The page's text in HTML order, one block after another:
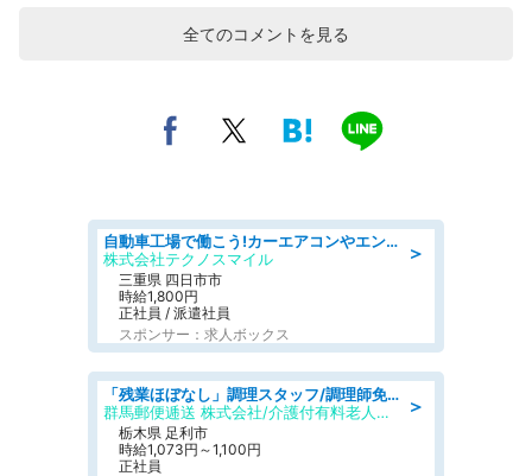
全てのコメントを見る
＞
自動車工場で働こう!カーエアコンやエンジンの製造・加工業務/寮完備 denso aichi
株式会社テクノスマイル
三重県 四日市市
時給1,800円
正社員 / 派遣社員
スポンサー：求人ボックス
＞
「残業ほぼなし」調理スタッフ/調理師免許必須/正職員/日勤のみ/介護付き有料老人ホーム/社会保障完備
群馬郵便逓送 株式会社/介護付有料老人ホーム ふる里
栃木県 足利市
時給1,073円～1,100円
正社員